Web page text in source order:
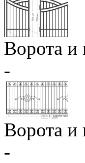
Ворота и
-
Ворота и
-